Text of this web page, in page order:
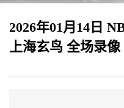
2026年01月14日
上海玄鸟 全场录像